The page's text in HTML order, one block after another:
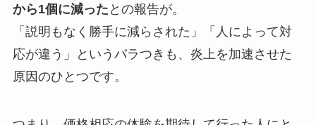
から1個に減った との報告が。
「説明もなく勝手に減らされた」「人によって対
応が違う」というバラつきも、炎上を加速させた
原因のひとつです。